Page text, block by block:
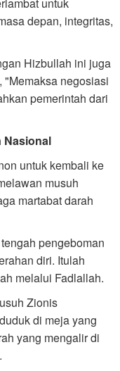
untuk
depan, integritas,
Hizbullah ini juga
"Memaksa negosiasi
pemerintah dari
Nasional
untuk kembali ke
musuh
martabat darah
pengeboman
diri. Itulah
melalui Fadlallah.
Zionis
di meja yang
yang mengalir di